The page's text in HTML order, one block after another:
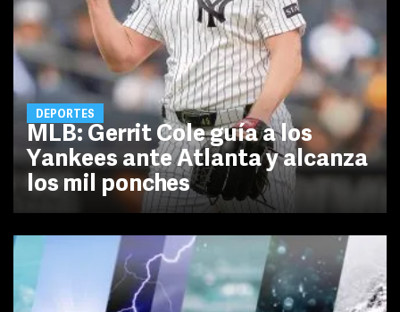
DEPORTES
MLB: Gerrit Cole guía a los
Yankees ante Atlanta y alcanza
los mil ponches